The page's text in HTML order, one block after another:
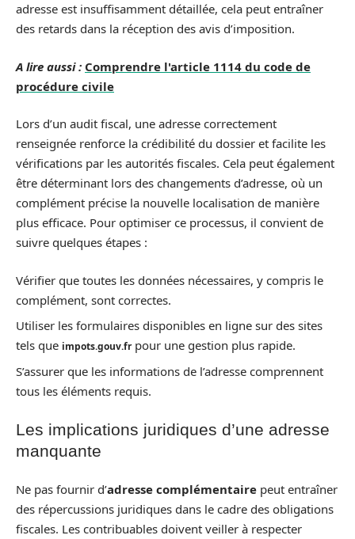
adresse est insuffisamment détaillée, cela peut entraîner
des retards dans la réception des avis d’imposition.
A lire aussi : Comprendre l'article 1114 du code de
procédure civile
Lors d’un audit fiscal, une adresse correctement
renseignée renforce la crédibilité du dossier et facilite les
vérifications par les autorités fiscales. Cela peut également
être déterminant lors des changements d’adresse, où un
complément précise la nouvelle localisation de manière
plus efficace. Pour optimiser ce processus, il convient de
suivre quelques étapes :
Vérifier que toutes les données nécessaires, y compris le
complément, sont correctes.
Utiliser les formulaires disponibles en ligne sur des sites
tels que impots.gouv.frpour une gestion plus rapide.
S’assurer que les informations de l’adresse comprennent
tous les éléments requis.
Les implications juridiques d’une adresse
manquante
Ne pas fournir d’adresse complémentaire peut entraîner
des répercussions juridiques dans le cadre des obligations
fiscales. Les contribuables doivent veiller à respecter